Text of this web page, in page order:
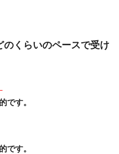
のくらいのペースで受け
です。
です。